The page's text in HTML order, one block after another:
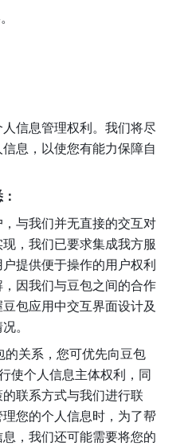
信息管理权利。我们将尽
息，以使您有能力保障自
与我们并无直接的交互对
，我们已要求集成我方服
提供便于操作的用户权利
因我们与豆包之间的合作
包应用中交互界面设计及
。
的关系，您可优先向豆包
使个人信息主体权利，同
联系方式与我们进行联
您的个人信息时，为了帮
，我们还可能需要将您的